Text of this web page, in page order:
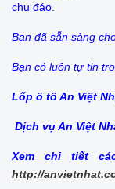
chu đáo.
Bạn đã sẵn sàng
Bạn có luôn tự tin
Lốp ô tô An Việt
Dịch vụ An Việt
Xem chi tiết
http://